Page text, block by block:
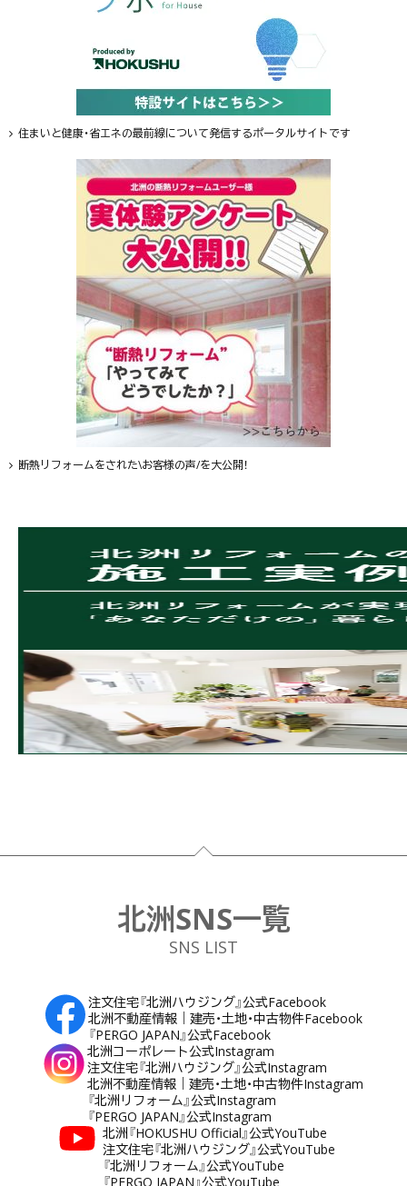
住まいと健康・省エネの最前線について発信するポータルサイトです
断熱リフォームをされた\お客様の声/を大公開！
フッター
北洲SNS一覧
SNS LIST
注文住宅『北洲ハウジング』公式Facebook
北洲不動産情報｜建売・土地・中古物件Facebook
『PERGO JAPAN』公式Facebook
北洲コーポレート公式Instagram
注文住宅『北洲ハウジング』公式Instagram
北洲不動産情報｜建売・土地・中古物件Instagram
『北洲リフォーム』公式Instagram
『PERGO JAPAN』公式Instagram
北洲『HOKUSHU Official』公式YouTube
注文住宅『北洲ハウジング』公式YouTube
『北洲リフォーム』公式YouTube
『PERGO JAPAN』公式YouTube